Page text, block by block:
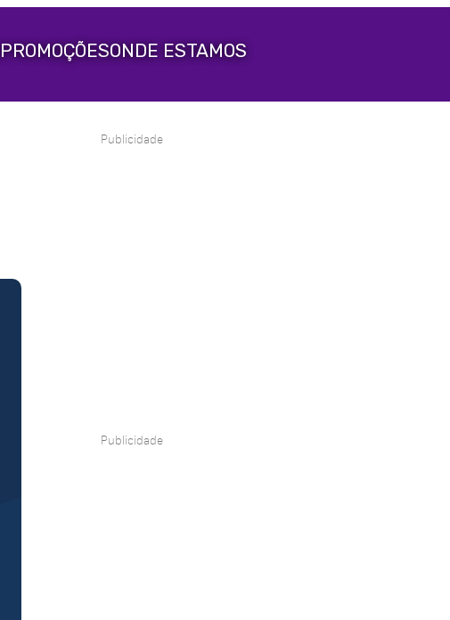
PROMOÇÕESONDE ESTAMOS
Publicidade
Publicidade